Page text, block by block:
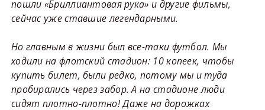
пошли «Бриллиантовая рука» и другие фильмы,
сейчас уже ставшие легендарными.
Но главным в жизни был все-таки футбол. Мы
ходили на флотский стадион: 10 копеек, чтобы
купить билет, были редко, потому мы и туда
пробирались через забор. А на стадионе люди
сидят плотно-плотно! Даже на дорожках